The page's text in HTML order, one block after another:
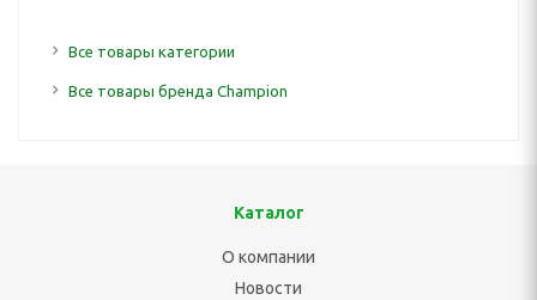
Все товары категории
Все товары бренда Champion
Каталог
О компании
Новости